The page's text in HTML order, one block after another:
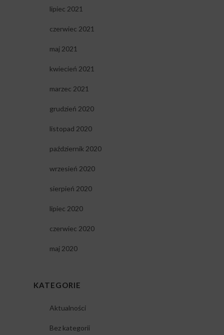
lipiec 2021
czerwiec 2021
maj 2021
kwiecień 2021
marzec 2021
grudzień 2020
listopad 2020
październik 2020
wrzesień 2020
sierpień 2020
lipiec 2020
czerwiec 2020
maj 2020
KATEGORIE
Aktualności
Bez kategorii